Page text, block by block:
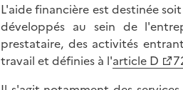
L'aide financière est destinée
développés au sein de
prestataire, des activités
travail et définies à l'article D